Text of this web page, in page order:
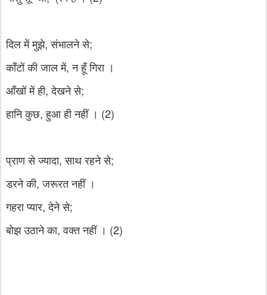
दिल में मुझे, संभालने से;
काँटों की जाल में, न हूँ गिरा ।
आँखों में ही, देखने से;
हानि कुछ, हुआ ही नहीं । (2)
प्राण से ज्यादा, साथ रहने से;
डरने की, जरूरत नहीं ।
गहरा प्यार, देने से;
बोझ उठाने का, वक्त नहीं । (2)